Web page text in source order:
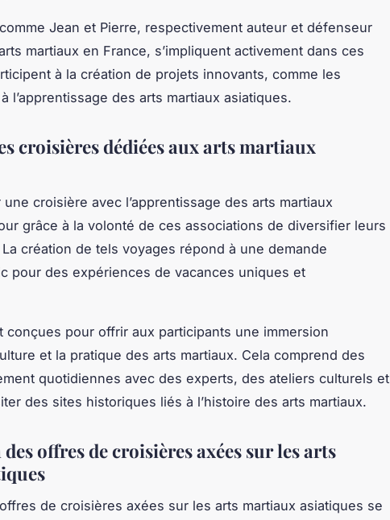
Jean et Pierre, respectivement auteur et défenseur
martiaux en France, s’impliquent activement dans ces
à la création de projets innovants, comme les
l’apprentissage des arts martiaux asiatiques.
croisières dédiées aux arts martiaux
une croisière avec l’apprentissage des arts martiaux
grâce à la volonté de ces associations de diversifier leurs
création de tels voyages répond à une demande
pour des expériences de vacances uniques et
conçues pour offrir aux participants une immersion
et la pratique des arts martiaux. Cela comprend des
quotidiennes avec des experts, des ateliers culturels et
des sites historiques liés à l’histoire des arts martiaux.
offres de croisières axées sur les arts
de croisières axées sur les arts martiaux asiatiques se